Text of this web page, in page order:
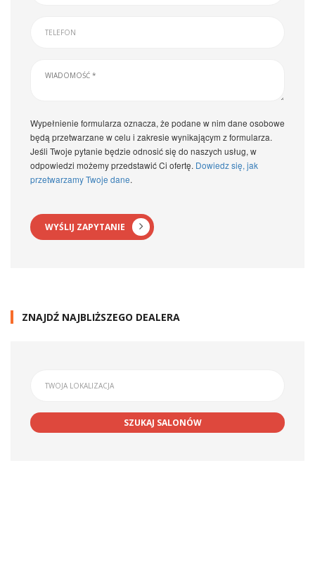
Wypełnienie formularza oznacza, że podane w nim dane osobowe
będą przetwarzane w celu i zakresie wynikającym z formularza.
Jeśli Twoje pytanie będzie odnosić się do naszych usług, w
odpowiedzi możemy przedstawić Ci ofertę. Dowiedz się, jak
przetwarzamy Twoje dane.
WYŚLIJ ZAPYTANIE
ZNAJDŹ NAJBLIŻSZEGO DEALERA
SZUKAJ SALONÓW